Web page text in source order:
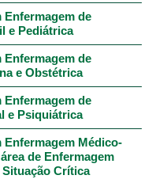
Enfermagem de
e Pediátrica
Enfermagem de
e Obstétrica
Enfermagem de
e Psiquiátrica
Enfermagem Médico-
de Enfermagem
Situação Crítica